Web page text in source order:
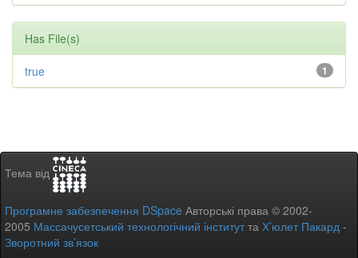
Has File(s)
1
true
Тема від
Програмне забезпечення DSpace Авторські права © 2002-
2005 Массачусетський технологічний інститутта Х’юлет Пакард -
Зворотний зв’язок